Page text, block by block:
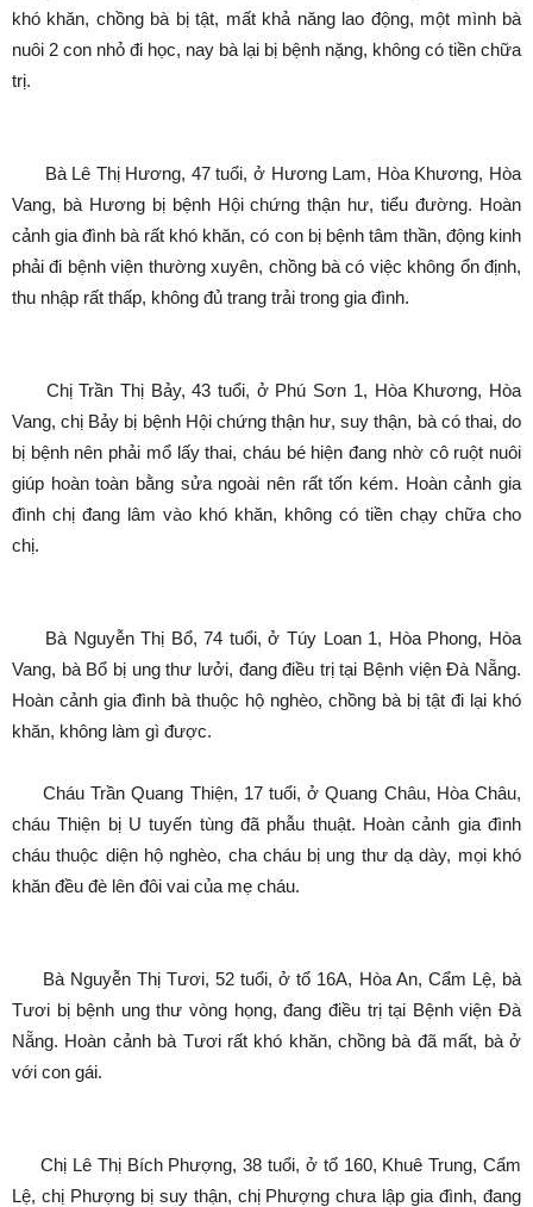
khó khăn, chồng bà bị tật, mất khả năng lao động, một mình bà
nuôi 2 con nhỏ đi học, nay bà lại bị bệnh nặng, không có tiền chữa
trị.
Bà Lê Thị Hương, 47 tuổi, ở Hương Lam, Hòa Khương, Hòa
Vang, bà Hương bị bệnh Hội chứng thận hư, tiểu đường. Hoàn
cảnh gia đình bà rất khó khăn, có con bị bệnh tâm thần, động kinh
phải đi bệnh viện thường xuyên, chồng bà có việc không ổn định,
thu nhập rất thấp, không đủ trang trải trong gia đình.
Chị Trần Thị Bảy, 43 tuổi, ở Phú Sơn 1, Hòa Khương, Hòa
Vang, chị Bảy bị bệnh Hội chứng thận hư, suy thận, bà có thai, do
bị bệnh nên phải mổ lấy thai, cháu bé hiện đang nhờ cô ruột nuôi
giúp hoàn toàn bằng sửa ngoài nên rất tốn kém. Hoàn cảnh gia
đình chị đang lâm vào khó khăn, không có tiền chạy chữa cho
chị.
Bà Nguyễn Thị Bổ, 74 tuổi, ở Túy Loan 1, Hòa Phong, Hòa
Vang, bà Bổ bị ung thư lưởi, đang điều trị tại Bệnh viện Đà Nẵng.
Hoàn cảnh gia đình bà thuộc hộ nghèo, chồng bà bị tật đi lại khó
khăn, không làm gì được.
Cháu Trần Quang Thiện, 17 tuổi, ở Quang Châu, Hòa Châu,
cháu Thiện bị U tuyến tùng đã phẫu thuật. Hoàn cảnh gia đình
cháu thuộc diện hộ nghèo, cha cháu bị ung thư dạ dày, mọi khó
khăn đều đè lên đôi vai của mẹ cháu.
Bà Nguyễn Thị Tươi, 52 tuổi, ở tổ 16A, Hòa An, Cẩm Lệ, bà
Tươi bị bệnh ung thư vòng họng, đang điều trị tại Bệnh viện Đà
Nẵng. Hoàn cảnh bà Tươi rất khó khăn, chồng bà đã mất, bà ở
với con gái.
Chị Lê Thị Bích Phượng, 38 tuổi, ở tổ 160, Khuê Trung, Cẩm
Lệ, chị Phượng bị suy thận, chị Phượng chưa lập gia đình, đang